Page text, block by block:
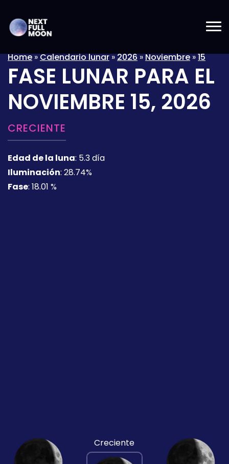
Home»Calendario lunar»2026»Noviembre»15
FASE LUNAR PARA EL
NOVIEMBRE 15, 2026
CRECIENTE
Edad de la luna: 5.3 día
Iluminación: 28.74%
Fase: 18.01 %
Creciente